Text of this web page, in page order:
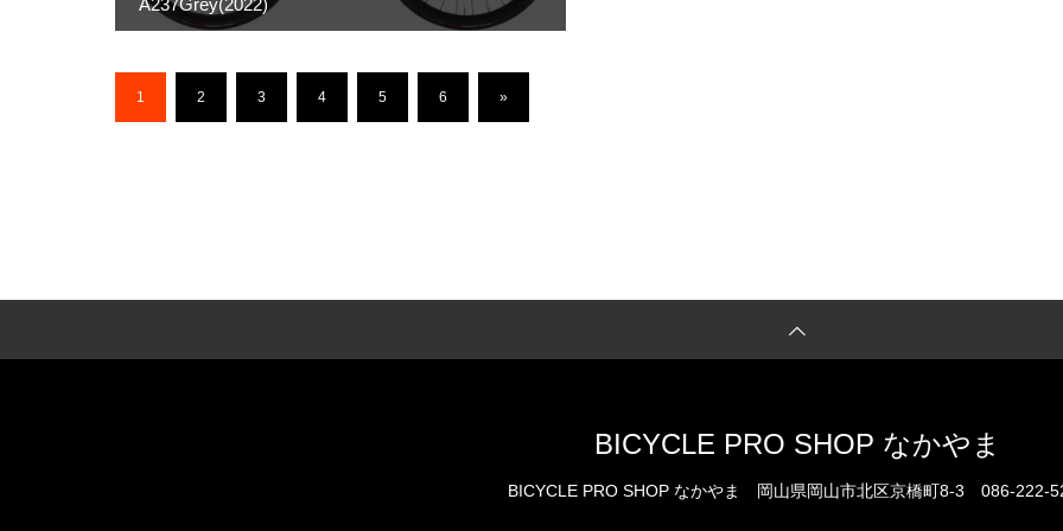
A237Grey(2022)
1 2 3 4 5 6 »
BICYCLE PRO SHOP なかやま
BICYCLE PRO SHOP なかやま 岡山県岡山市北区京橋町8-3 086-222-